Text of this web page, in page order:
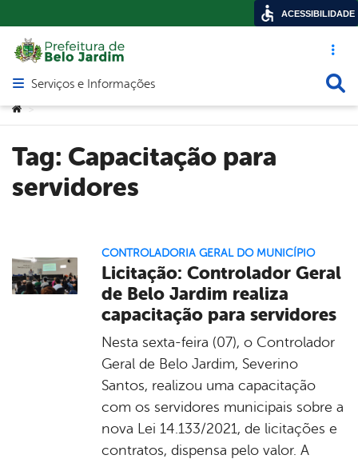
Acesso
Abrir menu principal de navegação
Serviços e Informações
Você está aqui:
>
Tag: Capacitação para
servidores
CONTROLADORIA GERAL DO MUNICÍPIO
Licitação: Controlador Geral
de Belo Jardim realiza
capacitação para servidores
Nesta sexta-feira (07), o Controlador
Geral de Belo Jardim, Severino
Santos, realizou uma capacitação
com os servidores municipais sobre a
nova Lei 14.133/2021, de licitações e
contratos, dispensa pelo valor. A
ACESSIBILIDADE